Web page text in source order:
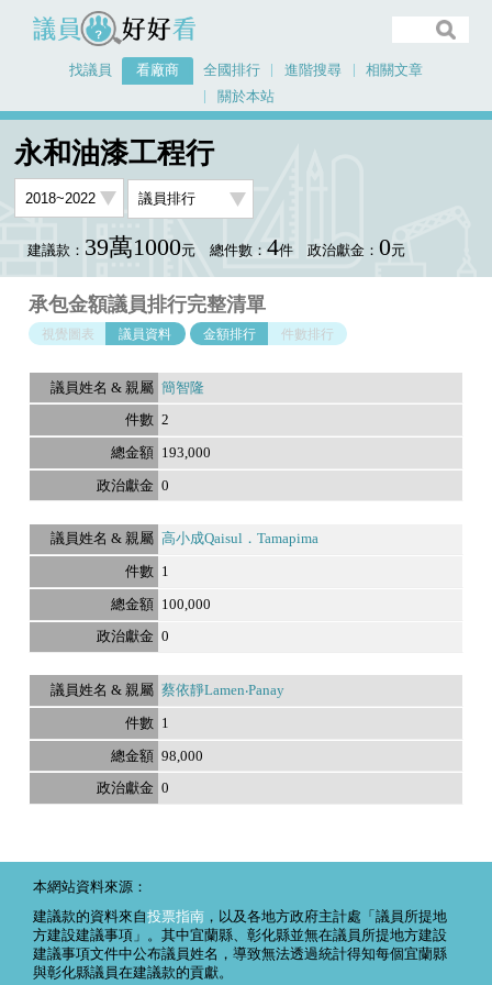
議員好好看
找議員 看廠商 全國排行 進階搜尋
相關文章
關於本站
首頁
永和油漆工程行
建議款： 39萬1000元 總件數： 4件 政治獻金： 0元
承包金額議員排行完整清單
視覺圖表 議員資料 金額排行 件數排行
簡智隆
2
193,000
0
高小成Qaisul．Tamapima
1
100,000
0
蔡依靜Lamen‧Panay
1
98,000
0
本網站資料來源：
建議款的資料來自投票指南 ，以及各地方政府主計處「議員所提地
方建設建議事項」。其中宜蘭縣、彰化縣並無在議員所提地方建設
建議事項文件中公布議員姓名，導致無法透過統計得知每個宜蘭縣
與彰化縣議員在建議款的貢獻。